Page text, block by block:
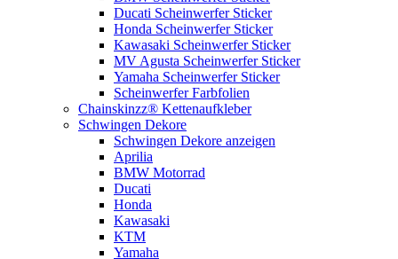
Ducati Scheinwerfer Sticker
Honda Scheinwerfer Sticker
Kawasaki Scheinwerfer Sticker
MV Agusta Scheinwerfer Sticker
Yamaha Scheinwerfer Sticker
Scheinwerfer Farbfolien
Chainskinzz® Kettenaufkleber
Schwingen Dekore
Schwingen Dekore anzeigen
Aprilia
BMW Motorrad
Ducati
Honda
Kawasaki
KTM
Yamaha